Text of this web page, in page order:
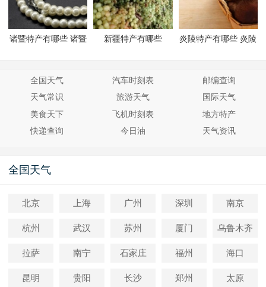
诸暨特产有哪些 诸暨
新疆特产有哪些
炎陵特产有哪些 炎陵
全国天气 汽车时刻表
邮编查询
天气常识
旅游天气
国际天气
美食天下
飞机时刻表
地方特产
快递查询
今日油 天气资讯
全国天气
北京 上海 广州 深圳 南京
杭州 武汉 苏州 厦门 乌鲁木齐
拉萨 南宁 石家庄 福州 海口
昆明 贵阳 长沙 郑州 太原